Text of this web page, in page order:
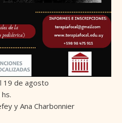
19 de agosto
y Ana Charbonnier